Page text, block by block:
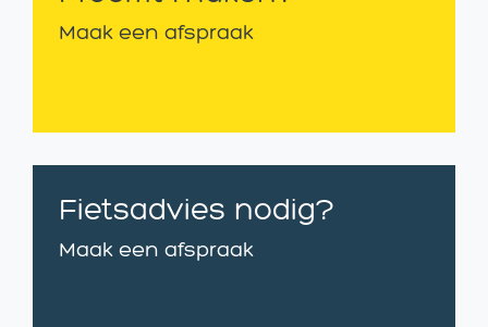
Maak een afspraak
Fietsadvies nodig?
Maak een afspraak